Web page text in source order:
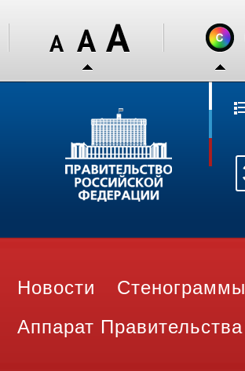
Новости Стенограммы
Аппарат Правительства